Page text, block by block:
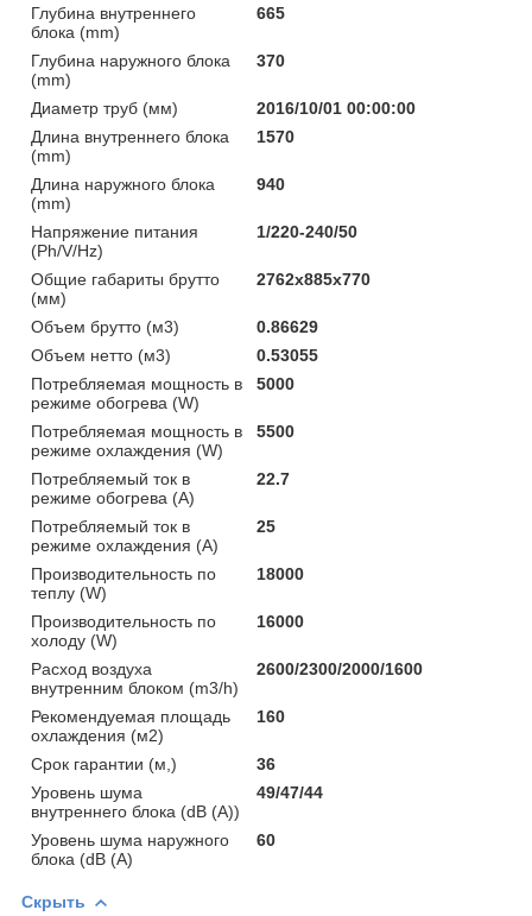
Глубина внутреннего
блока (mm)
665
Глубина наружного блока
(mm)
370
Диаметр труб (мм)
2016/10/01 00:00:00
Длина внутреннего блока
(mm)
1570
Длина наружного блока
(mm)
940
Напряжение питания
(Ph/V/Hz)
1/220-240/50
Общие габариты брутто
(мм)
2762x885x770
Объем брутто (м3)
0.86629
Объем нетто (м3)
0.53055
Потребляемая мощность в
режиме обогрева (W)
5000
Потребляемая мощность в
режиме охлаждения (W)
5500
Потребляемый ток в
режиме обогрева (A)
22.7
Потребляемый ток в
режиме охлаждения (A)
25
Производительность по
теплу (W)
18000
Производительность по
холоду (W)
16000
Расход воздуха
внутренним блоком (m3/h)
2600/2300/2000/1600
Рекомендуемая площадь
охлаждения (м2)
160
Срок гарантии (м,)
36
Уровень шума
внутреннего блока (dB (A))
49/47/44
Уровень шума наружного
блока (dB (A)
60
Скрыть